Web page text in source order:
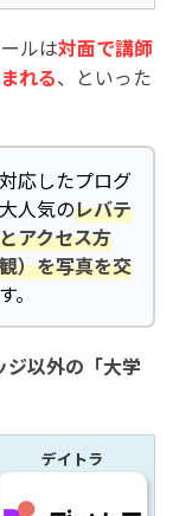
ルは対面で講師
れる、といった
応したプログ
人気のレバテ
アクセス方
）を写真を交
。
ジ以外の「大学
デイトラ